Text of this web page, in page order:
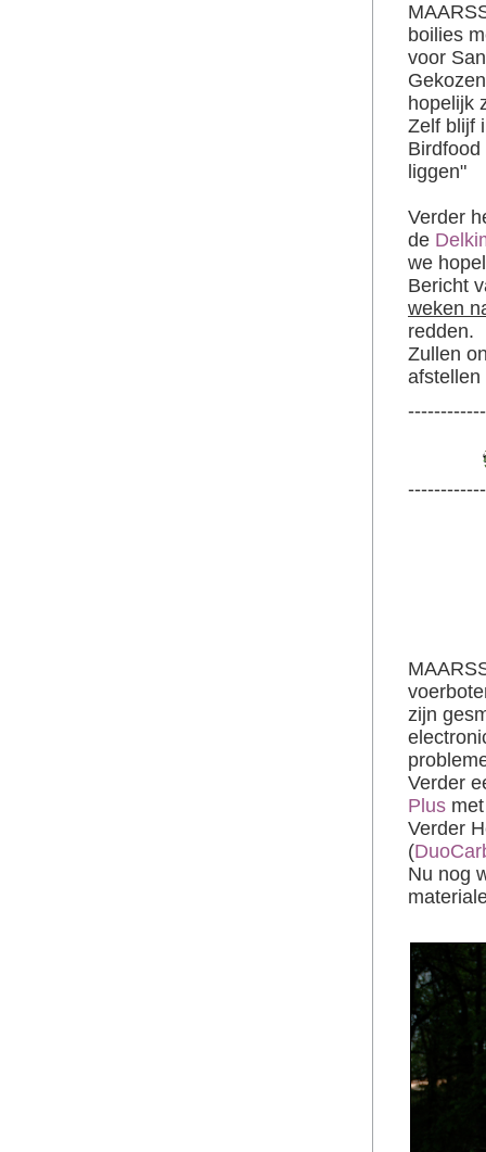
boilies
voor
hopelijk
Zelf blijf
liggen"
Verder
de
we
Bericht
weken
redden.
Zullen
afstellen
zijn
Verder
Plus
Verder
(
Nu nog